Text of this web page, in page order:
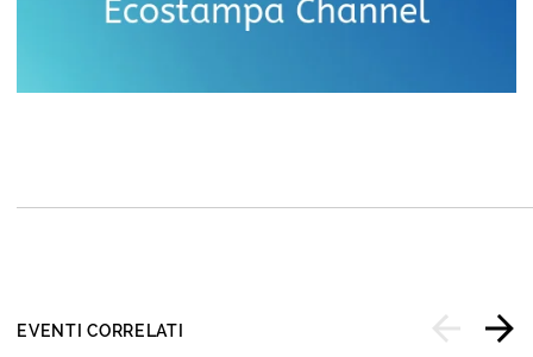
EVENTI CORRELATI